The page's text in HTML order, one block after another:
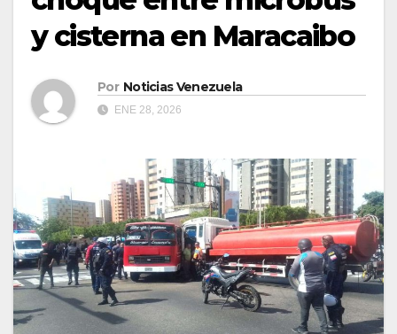
y cisterna en Maracaibo
Por Noticias Venezuela
ENE 28, 2026